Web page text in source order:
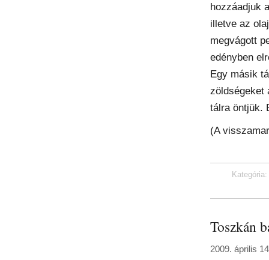
hozzáadjuk
illetve az
megvágott
edényben
Egy másik
zöldségeket
tálra öntjük.
(A
Kategória:
Toszkán
2009. április